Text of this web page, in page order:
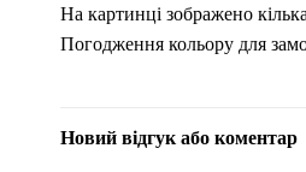
На картинці зображено
Погодження кольору для
Новий відгук або коментар